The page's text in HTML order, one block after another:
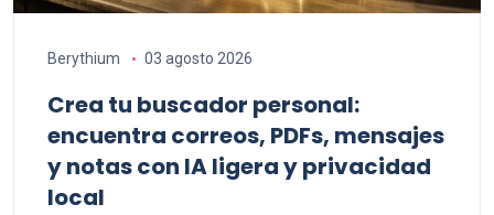
Berythium 03 agosto 2026
Crea tu buscador personal:
encuentra correos, PDFs, mensajes
y notas con IA ligera y privacidad
local